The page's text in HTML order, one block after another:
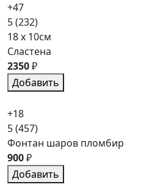
+47
5(232)
18 x 10см
Сластена
2350₽
Добавить
+18
5(457)
Фонтан шаров пломбир
900₽
Добавить